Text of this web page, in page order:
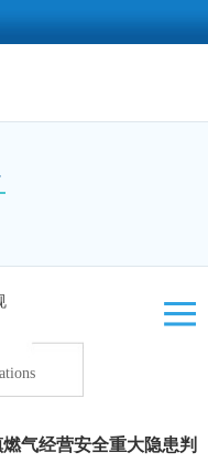
气经营安全重大隐患判